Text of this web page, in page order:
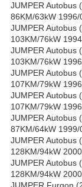
JUMPER Autobus
86KM/63kW
JUMPER Autobus
103KM/76kW
JUMPER Autobus
103KM/76kW
JUMPER Autobus
107KM/79kW
JUMPER Autobus
107KM/79kW
JUMPER Autobus
87KM/64kW
JUMPER Autobus
128KM/94kW
JUMPER Autobus
128KM/94kW